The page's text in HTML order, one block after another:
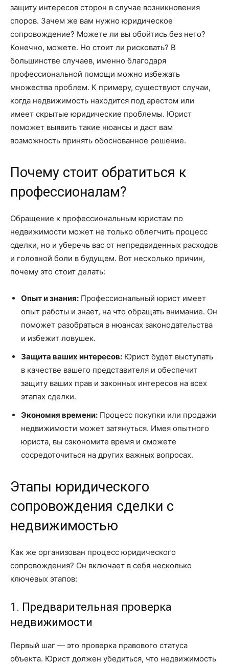
защиту интересов сторон в случае возникновения
споров. Зачем же вам нужно юридическое
сопровождение? Можете ли вы обойтись без него?
Конечно, можете. Но стоит ли рисковать? В
большинстве случаев, именно благодаря
профессиональной помощи можно избежать
множества проблем. К примеру, существуют случаи,
когда недвижимость находится под арестом или
имеет скрытые юридические проблемы. Юрист
поможет выявить такие нюансы и даст вам
возможность принять обоснованное решение.
Почему стоит обратиться к
профессионалам?
Обращение к профессиональным юристам по
недвижимости может не только облегчить процесс
сделки, но и уберечь вас от непредвиденных расходов
и головной боли в будущем. Вот несколько причин,
почему это стоит делать:
Опыт и знания: Профессиональный юрист имеет
опыт работы и знает, на что обращать внимание. Он
поможет разобраться в нюансах законодательства
и избежит ловушек.
Защита ваших интересов: Юрист будет выступать
в качестве вашего представителя и обеспечит
защиту ваших прав и законных интересов на всех
этапах сделки.
Экономия времени: Процесс покупки или продажи
недвижимости может затянуться. Имея опытного
юриста, вы сэкономите время и сможете
сосредоточиться на других важных вопросах.
Этапы юридического
сопровождения сделки с
недвижимостью
Как же организован процесс юридического
сопровождения? Он включает в себя несколько
ключевых этапов:
1. Предварительная проверка
недвижимости
Первый шаг — это проверка правового статуса
объекта. Юрист должен убедиться, что недвижимость